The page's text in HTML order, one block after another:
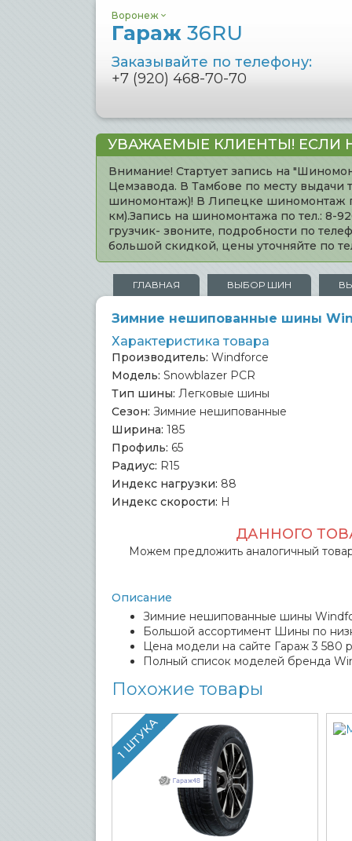
Воронеж
Гараж 36RU
Заказывайте по телефону:
+7 (920) 468-70-70
УВАЖАЕМЫЕ КЛИЕНТЫ! ЕСЛИ
Внимание! Стартует запись на
Цемзавода. В Тамбове по месту
шиномонтаж)! В Липецке шиномонтаж
км).Запись на шиномонтажа по тел.: 8-
грузчик- звоните, подробности по
большой скидкой, цены уточняйте
ГЛАВНАЯ ВЫБОР ШИН
Зимние нешипованные шины
Характеристика товара
Производитель: Windforce
Модель: Snowblazer PCR
Тип шины: Легковые шины
Сезон: Зимние нешипованные
Ширина: 185
Профиль: 65
Радиус: R15
Индекс нагрузки: 88
Индекс скорости: H
ДАННОГО
Можем предложить аналогичный
Описание
Зимние нешипованные шины
Большой ассортимент Шины по
Цена модели на сайте Гараж 3 580
Полный список моделей бренда
Похожие товары
1 ШТУКА